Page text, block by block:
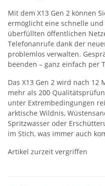
Mit dem X13 Gen 2 können
ermöglicht eine schnelle
überfüllten öffentlichen
Telefonanrufe dank der
problemlos verwalten.
beenden – ganz einfach per
Das X13 Gen 2 wird nach
mehr als 200
unter Extrembedingungen
arktische Wildnis,
Spritzwasser oder
im Stich, was immer auch
Artikel zurzeit vergriffen